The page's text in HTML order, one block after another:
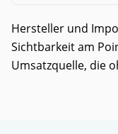
Hersteller und
Sichtbarkeit am
Umsatzquelle, die